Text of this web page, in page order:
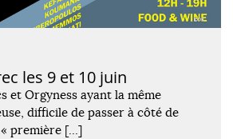
les 9 et 10 juin
et Orgyness ayant la même
difficile de passer à côté de
première […]